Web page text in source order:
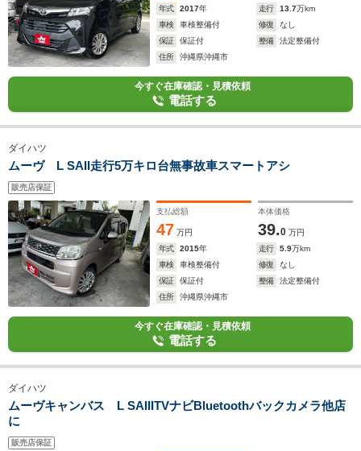
年式
2017年 走行 13.7万km
車検
車検整備付 修復
なし
保証
保証付 整備
法定整備付
住所
沖縄県沖縄市
今すぐ在庫確認・見積依頼
電話する
ダイハツ
ムーヴ L SAII走行5万キロ台無事故車スマートアシ
販売店保証
支払総額
47 万円
本体価格
39.0 万円
年式
2015年 走行 5.9万km
車検
車検整備付 修復
なし
保証
保証付 整備
法定整備付
住所
沖縄県沖縄市
今すぐ在庫確認・見積依頼
電話する
ダイハツ
ムーヴキャンバス L SAIIITVナビBluetoothバックカメラ他店
に
販売店保証